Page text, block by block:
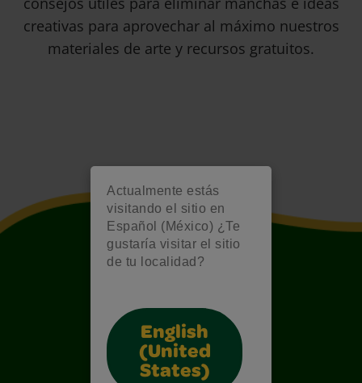
Actualmente estás
visitando el sitio en
Español (México) ¿Te
gustaría visitar el sitio
de tu localidad?
English
(United
States)
creativas para aprovechar al máximo nuestros
materiales de arte y recursos gratuitos.